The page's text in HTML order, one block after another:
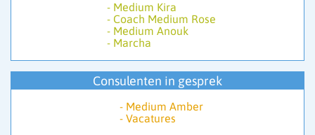
- Medium Kira
- Coach Medium Rose
- Medium Anouk
- Marcha
Consulenten in gesprek
- Medium Amber
- Vacatures